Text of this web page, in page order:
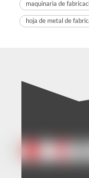
maquinaria de
hoja de metal de